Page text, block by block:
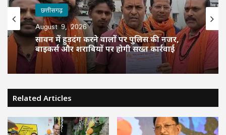
छत्तीसगढ़
August 9, 2026
सावन में हुड़दंग करने वालों पर पुलिस की नजर,
बाइकर्स और शराबियों पर होगी सख्त कार्रवाई
Related Articles